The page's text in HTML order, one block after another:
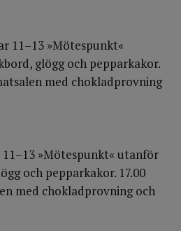
11–13 »Mötespunkt«
glögg och pepparkakor.
med chokladprovning
11–13 »Mötespunkt« utanför
och pepparkakor. 17.00
med chokladprovning och